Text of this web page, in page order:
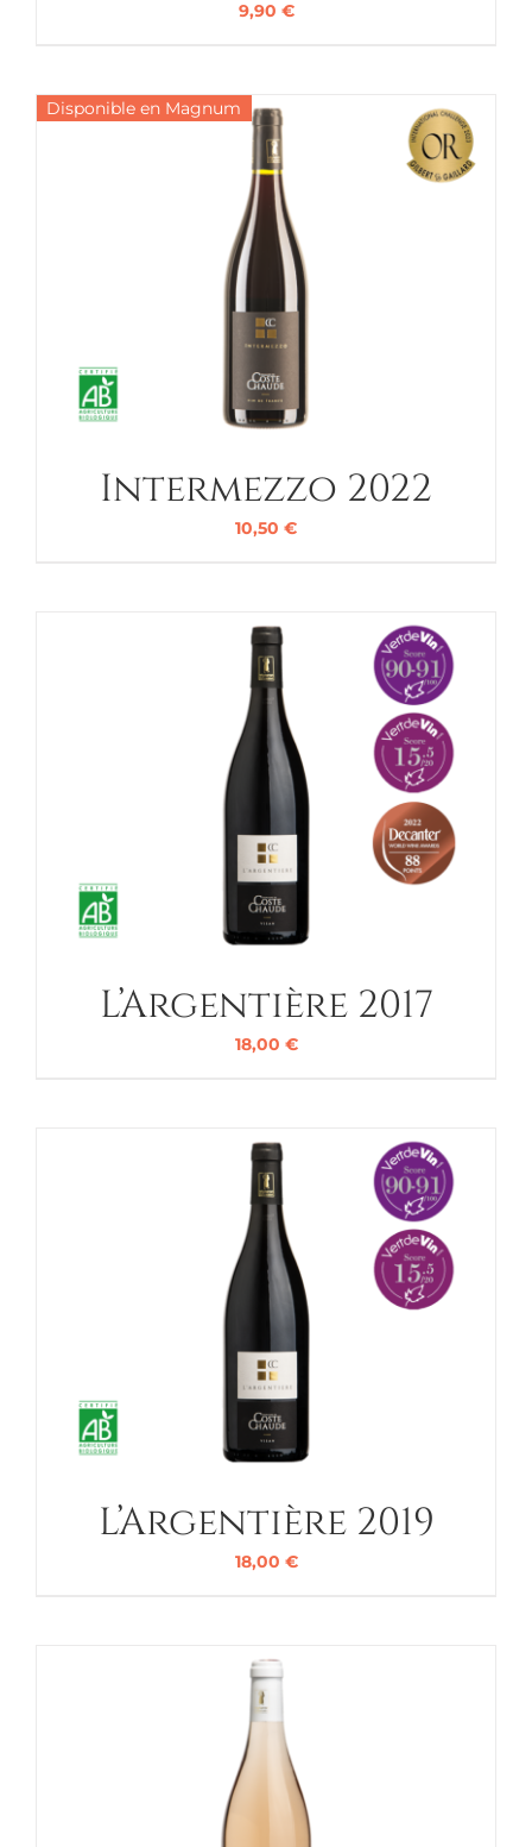
9,90 €
Disponible en Magnum
Intermezzo 2022
10,50 €
L’Argentière 2017
18,00 €
L’Argentière 2019
18,00 €